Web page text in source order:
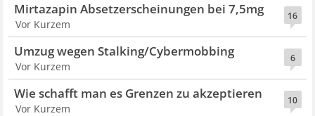
16
Mirtazapin Absetzerscheinungen bei 7,5mg
Vor Kurzem
6
Umzug wegen Stalking/Cybermobbing
Vor Kurzem
10
Wie schafft man es Grenzen zu akzeptieren
Vor Kurzem